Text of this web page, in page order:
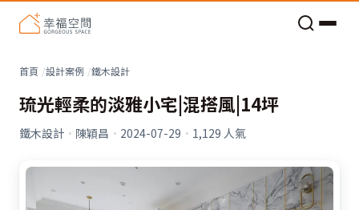
首頁 設計案例 鐵木設計
琉光輕柔的淡雅小宅|混搭風|14坪
鐵木設計 · 陳穎昌 · 2024-07-29 · 1,129 人氣